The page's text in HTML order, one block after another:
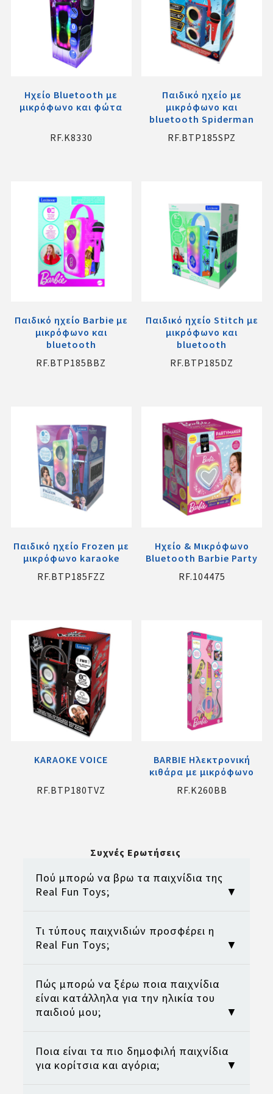
Ηχείο Bluetooth με
μικρόφωνο και φώτα
RF.K8330
Παιδικό ηχείο με
μικρόφωνο και
bluetooth Spiderman
RF.BTP185SPZ
Παιδικό ηχείο Barbie με
μικρόφωνο και
bluetooth
RF.BTP185BBZ
Παιδικό ηχείο Stitch με
μικρόφωνο και
bluetooth
RF.BTP185DZ
Παιδικό ηχείο Frozen με
μικρόφωνο karaoke
RF.BTP185FZZ
Ηχείο & Μικρόφωνο
Bluetooth Barbie Party
RF.104475
KARAOKE VOICE
RF.BTP180TVZ
BARBIE Ηλεκτρονική
κιθάρα με μικρόφωνο
RF.K260BB
Συχνές Ερωτήσεις
Πού μπορώ να βρω τα παιχνίδια της
Real Fun Toys;
▼
Τα παιχνίδια της Real Fun Toys μπορείτε
να τα βρείτε σε επώνυμα φυσικά
γνωστά ηλεκτρονικά καταστήματα
(eshops) παιχνιδιών.
Συνεργαζόμαστε με ένα ευρύ δίκτυο
διαθεσιμότητα των προϊόντων μας σε
κάθε γωνιά της χώρας.
Τι τύπους παιχνιδιών προσφέρει η
Real Fun Toys;
▼
Η συλλογή της Real Fun Toys
περιλαμβάνει μια τεράστια ποικιλία
παιχνιδιών για κάθε ηλικία και
που ενισχύουν τη δημιουργική σκέψη, την
ανάπτυξη δεξιοτήτων και τη φαντασία
Πώς μπορώ να ξέρω ποια παιχνίδια
είναι κατάλληλα για την ηλικία του
παιδιού μου;
▼
Τα παιχνίδια της Real Fun Toys έχουν
σχεδιαστεί για να καλύπτουν ένα ευρύ
Ποια είναι τα πιο δημοφιλή παιχνίδια
για κορίτσια και αγόρια;
▼